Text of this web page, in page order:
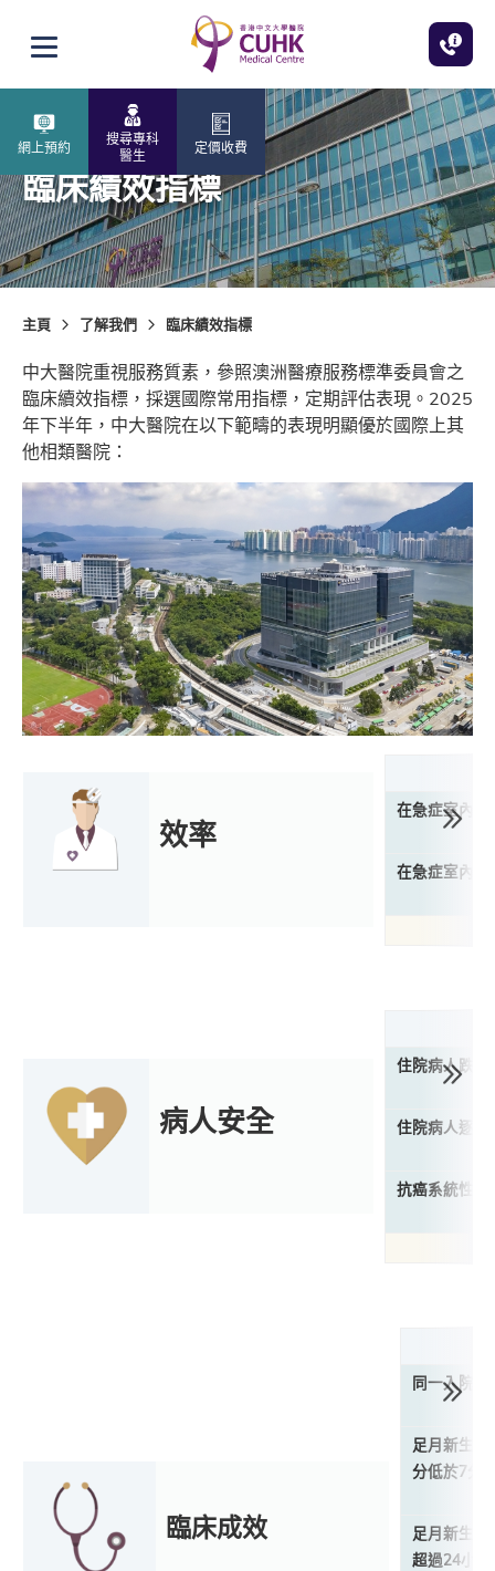
打開選單
網上預約
搜尋專科
醫生
定價收費
臨床績效指標
主頁 了解我們 臨床績效指標
中大醫院重視服務質素，參照澳洲醫療服務標準委員會之
臨床續效指標，採選國際常用指標，定期評估表現。2025
年下半年，中大醫院在以下範疇的表現明顯優於國際上其
他相類醫院：
效率
在急症室內於
在急症室內於
病人安全
住院病人跌倒
住院病人逐漸
抗癌系統性治
臨床成效
同一入院期
足月新生
分低於7分
足月新生
超過24小時